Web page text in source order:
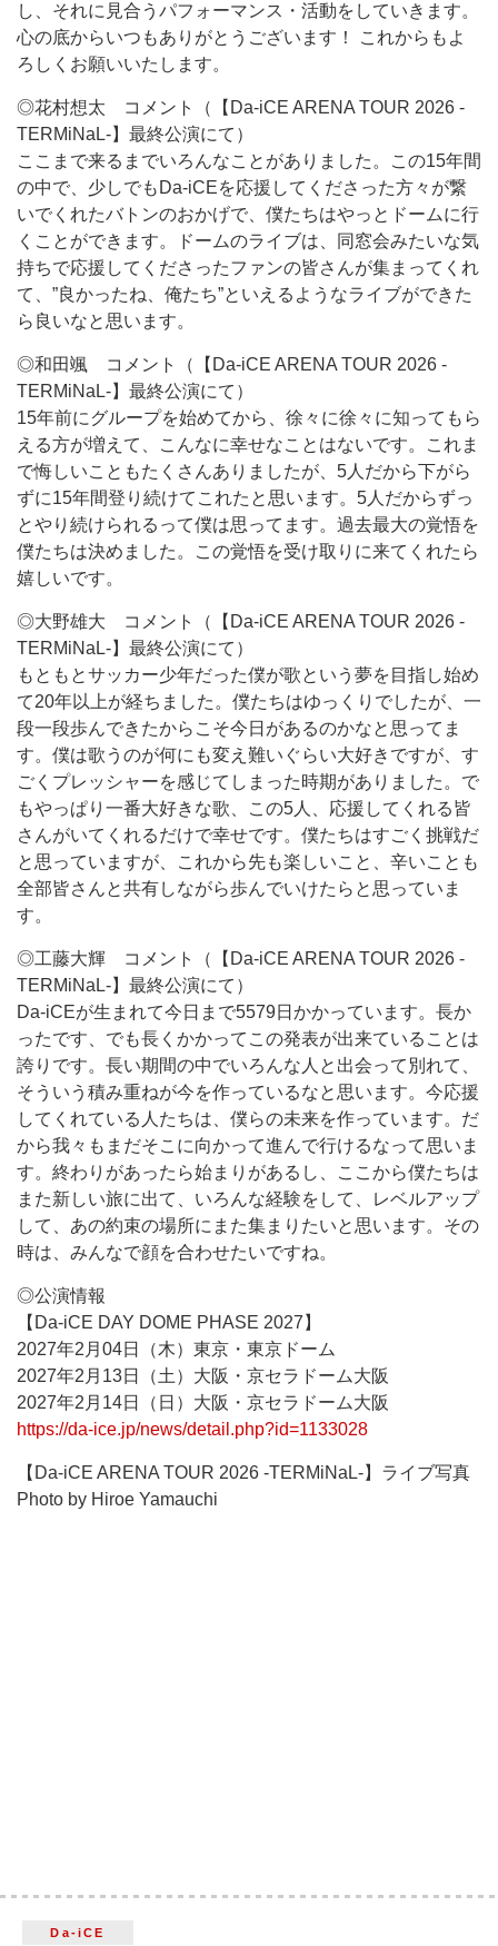
し、それに見合うパフォーマンス・活動をしていきます。
心の底からいつもありがとうございます！ これからもよ
ろしくお願いいたします。
◎花村想太 コメント（【Da-iCE ARENA TOUR 2026 -
TERMiNaL-】最終公演にて）
ここまで来るまでいろんなことがありました。この15年間
の中で、少しでもDa-iCEを応援してくださった方々が繋
いでくれたバトンのおかげで、僕たちはやっとドームに行
くことができます。ドームのライブは、同窓会みたいな気
持ちで応援してくださったファンの皆さんが集まってくれ
て、”良かったね、俺たち”といえるようなライブができた
ら良いなと思います。
◎和田颯 コメント（【Da-iCE ARENA TOUR 2026 -
TERMiNaL-】最終公演にて）
15年前にグループを始めてから、徐々に徐々に知ってもら
える方が増えて、こんなに幸せなことはないです。これま
で悔しいこともたくさんありましたが、5人だから下がら
ずに15年間登り続けてこれたと思います。5人だからずっ
とやり続けられるって僕は思ってます。過去最大の覚悟を
僕たちは決めました。この覚悟を受け取りに来てくれたら
嬉しいです。
◎大野雄大 コメント（【Da-iCE ARENA TOUR 2026 -
TERMiNaL-】最終公演にて）
もともとサッカー少年だった僕が歌という夢を目指し始め
て20年以上が経ちました。僕たちはゆっくりでしたが、一
段一段歩んできたからこそ今日があるのかなと思ってま
す。僕は歌うのが何にも変え難いぐらい大好きですが、す
ごくプレッシャーを感じてしまった時期がありました。で
もやっぱり一番大好きな歌、この5人、応援してくれる皆
さんがいてくれるだけで幸せです。僕たちはすごく挑戦だ
と思っていますが、これから先も楽しいこと、辛いことも
全部皆さんと共有しながら歩んでいけたらと思っていま
す。
◎工藤大輝 コメント（【Da-iCE ARENA TOUR 2026 -
TERMiNaL-】最終公演にて）
Da-iCEが生まれて今日まで5579日かかっています。長か
ったです、でも長くかかってこの発表が出来ていることは
誇りです。長い期間の中でいろんな人と出会って別れて、
そういう積み重ねが今を作っているなと思います。今応援
してくれている人たちは、僕らの未来を作っています。だ
から我々もまだそこに向かって進んで行けるなって思いま
す。終わりがあったら始まりがあるし、ここから僕たちは
また新しい旅に出て、いろんな経験をして、レベルアップ
して、あの約束の場所にまた集まりたいと思います。その
時は、みんなで顔を合わせたいですね。
◎公演情報
【Da-iCE DAY DOME PHASE 2027】
2027年2月04日（木）東京・東京ドーム
2027年2月13日（土）大阪・京セラドーム大阪
2027年2月14日（日）大阪・京セラドーム大阪
https://da-ice.jp/news/detail.php?id=1133028
【Da-iCE ARENA TOUR 2026 -TERMiNaL-】ライブ写真
Photo by Hiroe Yamauchi
Da-iCE